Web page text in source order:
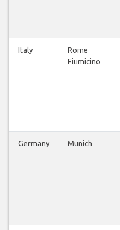
Italy
Rome
Fiumicino
Germany Munich